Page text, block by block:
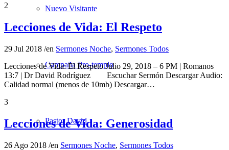
Nuevo Visitante
Campaña Pro-templo
Pastor David
2
Lecciones de Vida: El Respeto
29 Jul 2018 /en Sermones Noche, Sermones Todos
Lecciones de Vida: El Respeto Julio 29, 2018 – 6 PM | Romanos
13:7 | Dr David Rodríguez Escuchar Sermón Descargar Audio:
Calidad normal (menos de 10mb) Descargar…
3
Lecciones de Vida: Generosidad
26 Ago 2018 /en Sermones Noche, Sermones Todos